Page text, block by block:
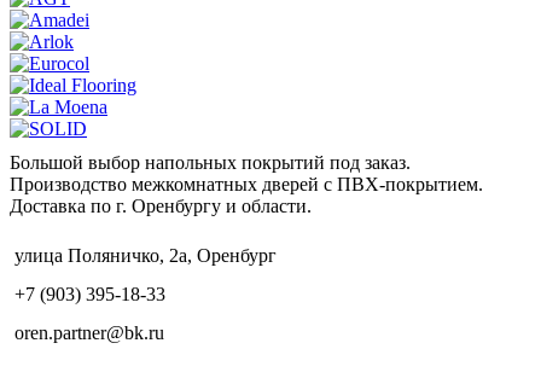
Большой выбор напольных покрытий под заказ.
Производство межкомнатных дверей с ПВХ-покрытием.
Доставка по г. Оренбургу и области.
улица Поляничко, 2а, Оренбург
+7 (903) 395-18-33
oren.partner@bk.ru